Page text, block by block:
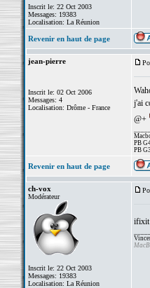
Inscrit le: 22 Oct 2003
Messages: 19383
Localisation: La Réunion
Revenir en haut de page
jean-pierre
Inscrit le: 02 Oct 2006
Messages: 4
Localisation: Drôme - France
j'ai
@+
PB
PB
Revenir en haut de page
ch-vox
Modérateur
Inscrit le: 22 Oct 2003
Messages: 19383
Localisation: La Réunion
ifixit